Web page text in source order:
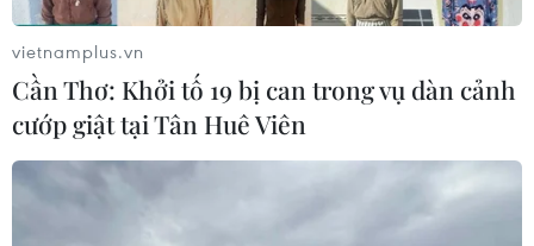
vietnamplus.vn
Cần Thơ: Khởi tố 19 bị can trong vụ dàn cảnh
cướp giật tại Tân Huê Viên